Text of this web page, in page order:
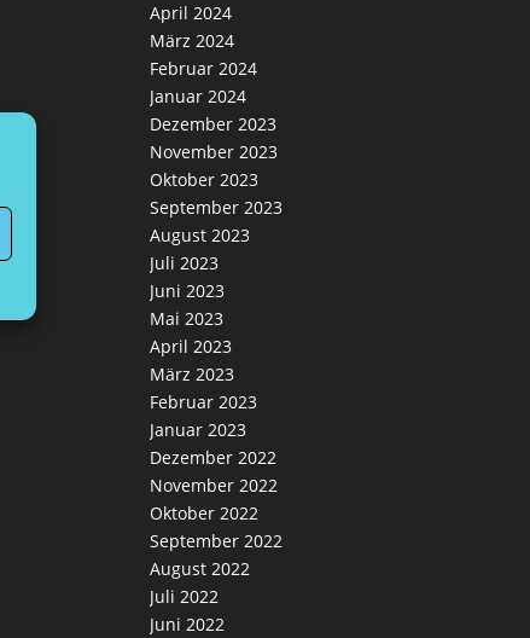
April 2024
März 2024
Februar 2024
Januar 2024
Dezember 2023
November 2023
Oktober 2023
September 2023
August 2023
Juli 2023
Juni 2023
Mai 2023
April 2023
März 2023
Februar 2023
Januar 2023
Dezember 2022
November 2022
Oktober 2022
September 2022
August 2022
Juli 2022
Juni 2022